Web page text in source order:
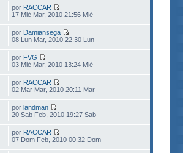
por RACCAR
17 Mié Mar, 2010 21:56 Mié
por Damiansega
08 Lun Mar, 2010 22:30 Lun
por FVG
03 Mié Mar, 2010 13:24 Mié
por RACCAR
02 Mar Mar, 2010 20:11 Mar
por landman
20 Sab Feb, 2010 19:27 Sab
por RACCAR
07 Dom Feb, 2010 00:32 Dom